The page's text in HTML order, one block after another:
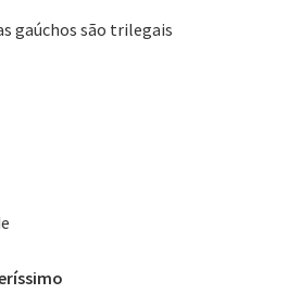
gaúchos são trilegais